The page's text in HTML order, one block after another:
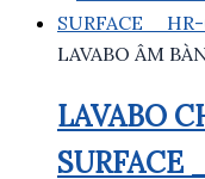
LAVABO ÂM
LAVABO
SURFACE